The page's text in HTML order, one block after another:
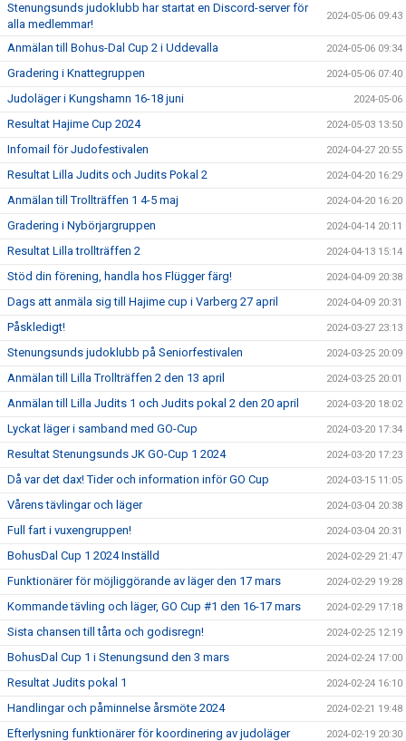
Stenungsunds judoklubb har startat en Discord-server för
alla medlemmar!
2024-05-06 09:43
Anmälan till Bohus-Dal Cup 2 i Uddevalla 2024-05-06 09:34
Gradering i Knattegruppen 2024-05-06 07:40
Judoläger i Kungshamn 16-18 juni 2024-05-06
Resultat Hajime Cup 2024 2024-05-03 13:50
Infomail för Judofestivalen 2024-04-27 20:55
Resultat Lilla Judits och Judits Pokal 2 2024-04-20 16:29
Anmälan till Trollträffen 1 4-5 maj 2024-04-20 16:20
Gradering i Nybörjargruppen 2024-04-14 20:11
Resultat Lilla trollträffen 2 2024-04-13 15:14
Stöd din förening, handla hos Flügger färg! 2024-04-09 20:38
Dags att anmäla sig till Hajime cup i Varberg 27 april 2024-04-09 20:31
Påskledigt! 2024-03-27 23:13
Stenungsunds judoklubb på Seniorfestivalen 2024-03-25 20:09
Anmälan till Lilla Trollträffen 2 den 13 april 2024-03-25 20:01
Anmälan till Lilla Judits 1 och Judits pokal 2 den 20 april 2024-03-20 18:02
Lyckat läger i samband med GO-Cup 2024-03-20 17:34
Resultat Stenungsunds JK GO-Cup 1 2024 2024-03-20 17:23
Då var det dax! Tider och information inför GO Cup 2024-03-15 11:05
Vårens tävlingar och läger 2024-03-04 20:38
Full fart i vuxengruppen! 2024-03-04 20:31
BohusDal Cup 1 2024 Inställd 2024-02-29 21:47
Funktionärer för möjliggörande av läger den 17 mars 2024-02-29 19:28
Kommande tävling och läger, GO Cup #1 den 16-17 mars 2024-02-29 17:18
Sista chansen till tårta och godisregn! 2024-02-25 12:19
BohusDal Cup 1 i Stenungsund den 3 mars 2024-02-24 17:00
Resultat Judits pokal 1 2024-02-24 16:10
Handlingar och påminnelse årsmöte 2024 2024-02-21 19:48
Efterlysning funktionärer för koordinering av judoläger 2024-02-19 20:30